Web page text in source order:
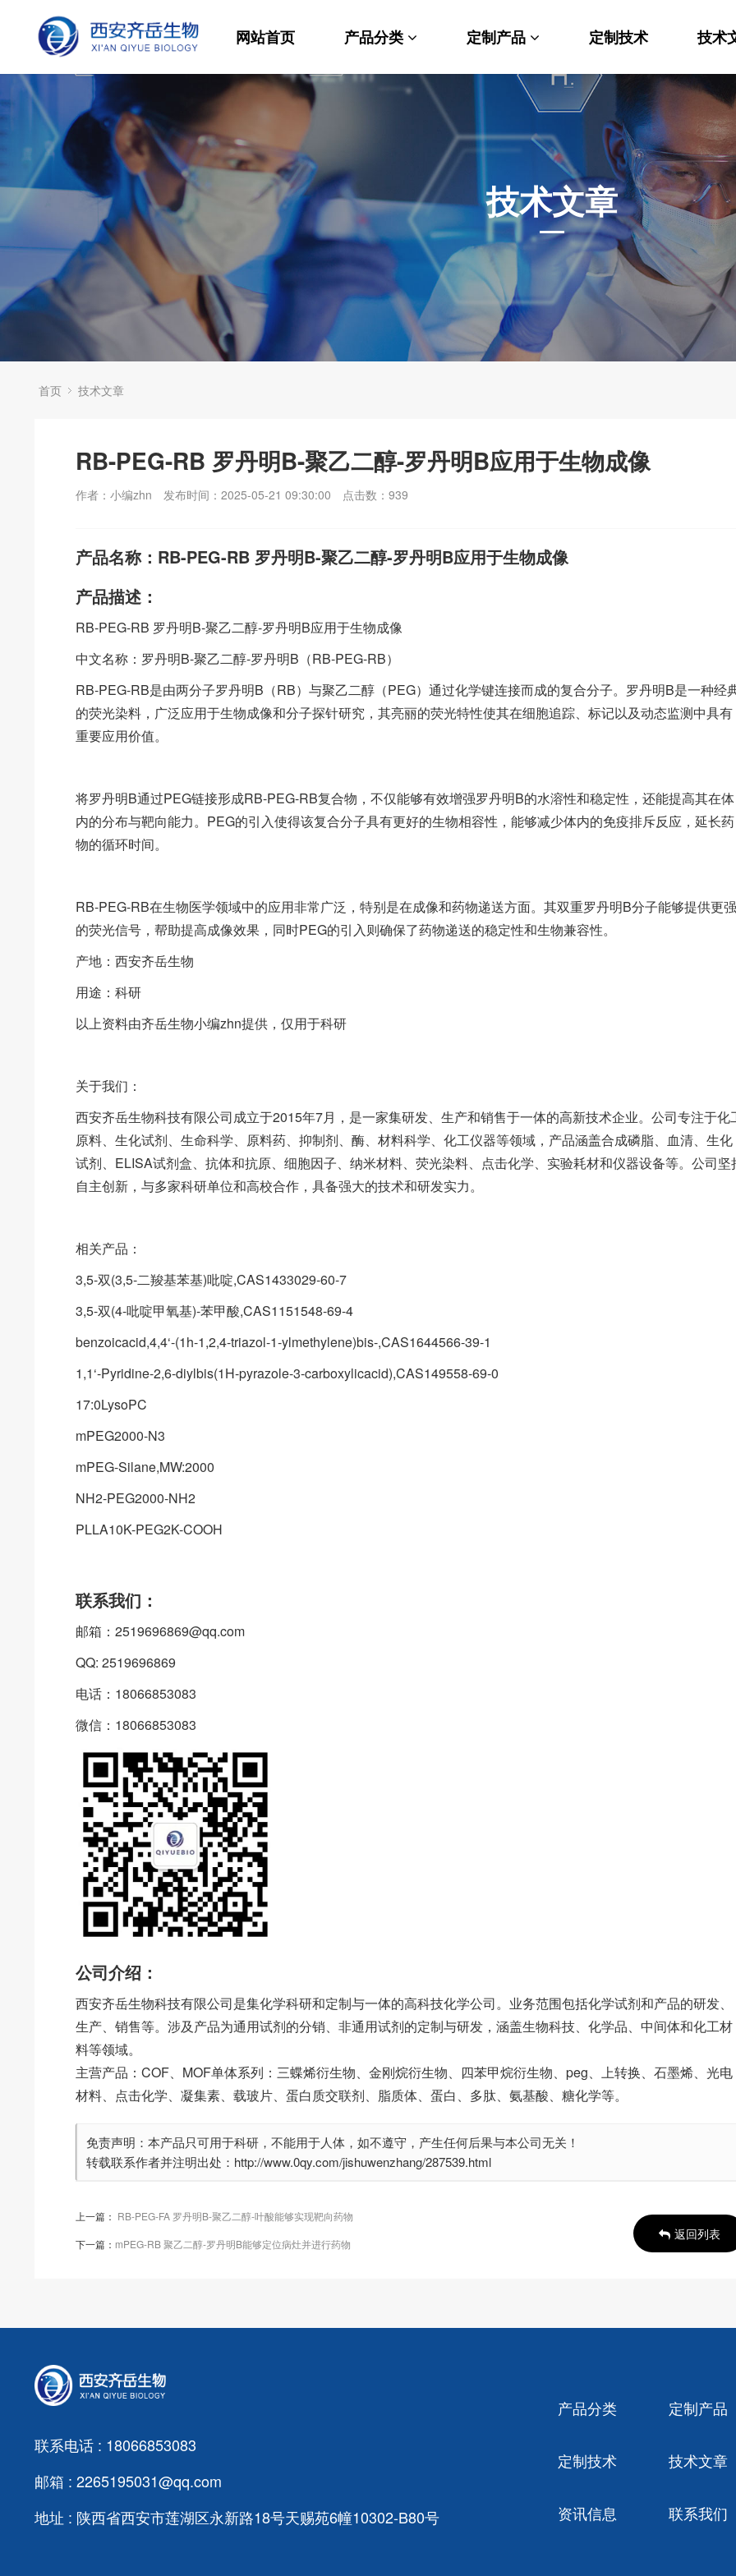
网站首页 产品分类
材料科学
生命科学
发光材料
功能性化学
分析化学
其他产品
定制产品
纳米材料定制
PEG衍生物
荧光标记定制
MOF材料定制
小分子定制
多肽定制
其他材料定制
定制技术 技术
技术文章
首页 技术文章
RB-PEG-RB 罗丹明B-聚乙二醇-罗丹明B应用于生物成像
作者：小编zhn 发布时间：2025-05-21 09:30:00 点击数： 939
产品名称：RB-PEG-RB 罗丹明B-聚乙二醇-罗丹明B应用于生物成像
产品描述：
RB-PEG-RB 罗丹明B-聚乙二醇-罗丹明B应用于生物成像
中文名称：罗丹明B-聚乙二醇-罗丹明B（RB-PEG-RB）
RB-PEG-RB是由两分子罗丹明B（RB）与聚乙二醇（PEG）通过化学键连接而成的复合分子。罗丹明B是一种经
的荧光染料，广泛应用于生物成像和分子探针研究，其亮丽的荧光特性使其在细胞追踪、标记以及动态监测中具有
重要应用价值。
将罗丹明B通过PEG链接形成RB-PEG-RB复合物，不仅能够有效增强罗丹明B的水溶性和稳定性，还能提高其在体
内的分布与靶向能力。PEG的引入使得该复合分子具有更好的生物相容性，能够减少体内的免疫排斥反应，延长药
物的循环时间。
RB-PEG-RB在生物医学领域中的应用非常广泛，特别是在成像和药物递送方面。其双重罗丹明B分子能够提供更强
的荧光信号，帮助提高成像效果，同时PEG的引入则确保了药物递送的稳定性和生物兼容性。
产地：西安齐岳生物
用途：科研
以上资料由齐岳生物小编zhn提供，仅用于科研
关于我们：
西安齐岳生物科技有限公司成立于2015年7月，是一家集研发、生产和销售于一体的高新技术企业。公司专注于化
原料、生化试剂、生命科学、原料药、抑制剂、酶、材料科学、化工仪器等领域，产品涵盖合成磷脂、血清、生化
试剂、ELISA试剂盒、抗体和抗原、细胞因子、纳米材料、荧光染料、点击化学、实验耗材和仪器设备等。公司坚
自主创新，与多家科研单位和高校合作，具备强大的技术和研发实力。
相关产品：
3,5-双(3,5-二羧基苯基)吡啶,CAS1433029-60-7
3,5-双(4-吡啶甲氧基)-苯甲酸,CAS1151548-69-4
benzoicacid,4,4‘-(1h-1,2,4-triazol-1-ylmethylene)bis-,CAS1644566-39-1
1,1‘-Pyridine-2,6-diylbis(1H-pyrazole-3-carboxylicacid),CAS149558-69-0
17:0LysoPC
mPEG2000-N3
mPEG-Silane,MW:2000
NH2-PEG2000-NH2
PLLA10K-PEG2K-COOH
联系我们：
邮箱：2519696869@qq.com
QQ: 2519696869
电话：18066853083
微信：18066853083
公司介绍：
西安齐岳生物科技有限公司是集化学科研和定制与一体的高科技化学公司。业务范围包括化学试剂和产品的研发、
生产、销售等。涉及产品为通用试剂的分销、非通用试剂的定制与研发，涵盖生物科技、化学品、中间体和化工材
料等领域。
主营产品：COF、MOF单体系列：三蝶烯衍生物、金刚烷衍生物、四苯甲烷衍生物、peg、上转换、石墨烯、光电
材料、点击化学、凝集素、载玻片、蛋白质交联剂、脂质体、蛋白、多肽、氨基酸、糖化学等。
免责声明：本产品只可用于科研，不能用于人体，如不遵守，产生任何后果与本公司无关！
转载联系作者并注明出处：http://www.0qy.com/jishuwenzhang/287539.html
上一篇： RB-PEG-FA 罗丹明B-聚乙二醇-叶酸能够实现靶向药物
下一篇： mPEG-RB 聚乙二醇-罗丹明B能够定位病灶并进行药物
返回列表
联系电话 : 18066853083
邮箱 : 2265195031@qq.com
地址 : 陕西省西安市莲湖区永新路18号天赐苑6幢10302-B80号
产品分类 定制产品
定制技术 技术文章
资讯信息 联系我们